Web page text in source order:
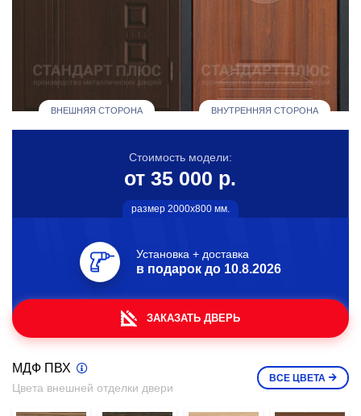
ВНЕШНЯЯ СТОРОНА ВНУТРЕННЯЯ СТОРОНА
Стоимость модели:
от 35 000 р.
размер 2000х800 мм.
Установка + доставка
в подарок до 10.8.2026
ЗАКАЗАТЬ ДВЕРЬ
МДФ ПВХ
Цвета внешней отделки двери
ВСЕ ЦВЕТА